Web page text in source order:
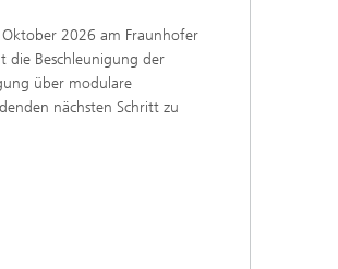
2026 am Fraunhofer
die Beschleunigung der
über modulare
nächsten Schritt zu